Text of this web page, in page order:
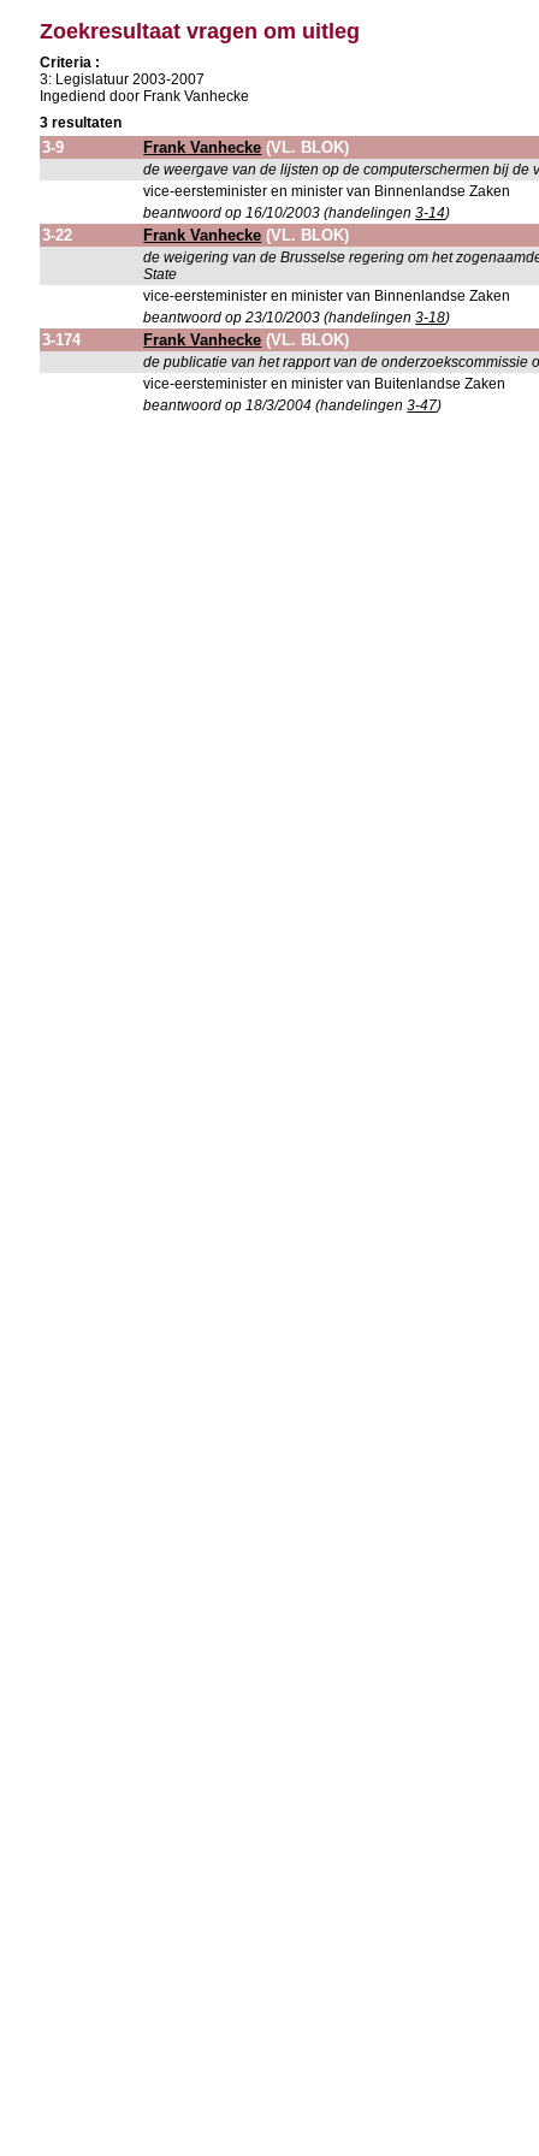
Zoekresultaat vragen om uitleg
Criteria :
3: Legislatuur 2003-2007
Ingediend door Frank Vanhecke
3 resultaten
3-9 Frank Vanhecke (VL. BLOK)
de weergave van de lijsten op de computerschermen bij
vice-eersteminister en minister van Binnenlandse Zaken
beantwoord op 16/10/2003 (handelingen3-14)
3-22 Frank Vanhecke (VL. BLOK)
de weigering van de Brusselse regering om het
State
vice-eersteminister en minister van Binnenlandse Zaken
beantwoord op 23/10/2003 (handelingen3-18)
3-174 Frank Vanhecke (VL. BLOK)
de publicatie van het rapport van de
vice-eersteminister en minister van Buitenlandse Zaken
beantwoord op 18/3/2004 (handelingen3-47)